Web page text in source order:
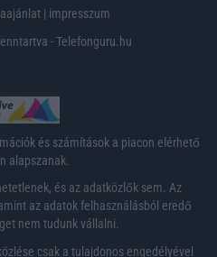
| impresszum
- Telefonguru.hu
és számítások a piacon elérhető
alapszanak.
és az adatközlők sem. Az
az adatok felhasználásból eredő
nem tudunk vállalni.
csak a tulajdonos engedélyével